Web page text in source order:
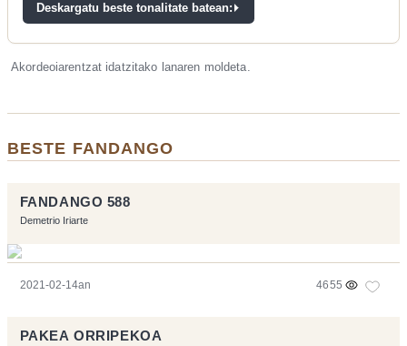
Deskargatu beste tonalitate batean:
Akordeoiarentzat idatzitako lanaren moldeta.
BESTE FANDANGO
FANDANGO 588
Demetrio Iriarte
2021-02-14an 4655
PAKEA ORRIPEKOA